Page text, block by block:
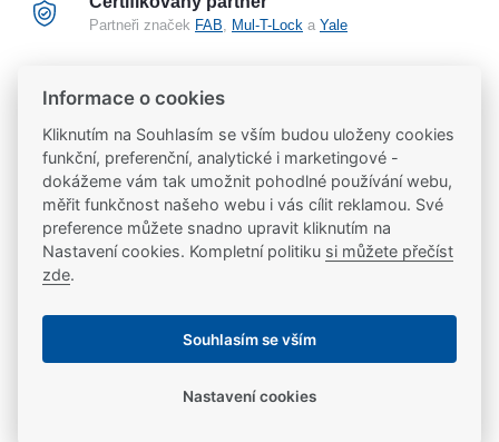
Partneři značek FAB Mul-T-Lock a Yale
20 let na trhu
Popis
Příslušenství k mechanickým podlahovým dveřním
zavíračům
Parametry
Parametry a specifikace
Potřebujete se poradit?
Libor Kašpárek
Informace o cookies
Kliknutím na Souhlasím se vším budou uloženy cookies
funkční, preferenční, analytické i marketingové -
dokážeme vám tak umožnit pohodlné používání webu,
měřit funkčnost našeho webu i vás cílit reklamou. Své
preference můžete snadno upravit kliknutím na
Nastavení cookies. Kompletní politiku si můžete přečíst
zde.
Souhlasím se vším
Nastavení cookies